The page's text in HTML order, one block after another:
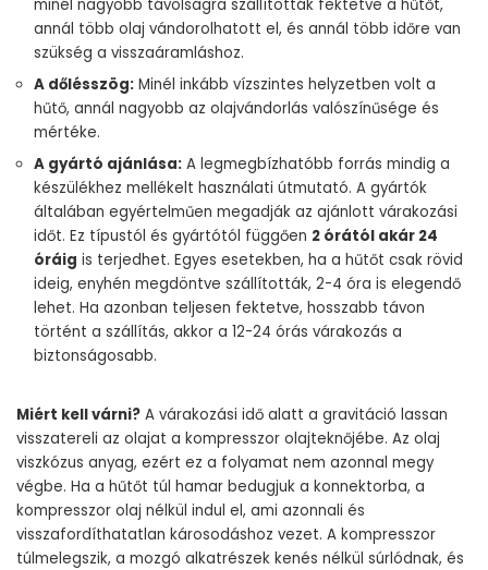
minél nagyobb távolságra szállították fektetve a hűtőt,
annál több olaj vándorolhatott el, és annál több időre van
szükség a visszaáramláshoz.
A dőlésszög: Minél inkább vízszintes helyzetben volt a
hűtő, annál nagyobb az olajvándorlás valószínűsége és
mértéke.
A gyártó ajánlása: A legmegbízhatóbb forrás mindig a
készülékhez mellékelt használati útmutató. A gyártók
általában egyértelműen megadják az ajánlott várakozási
időt. Ez típustól és gyártótól függően 2 órától akár 24
óráig is terjedhet. Egyes esetekben, ha a hűtőt csak rövid
ideig, enyhén megdöntve szállították, 2-4 óra is elegendő
lehet. Ha azonban teljesen fektetve, hosszabb távon
történt a szállítás, akkor a 12-24 órás várakozás a
biztonságosabb.
Miért kell várni? A várakozási idő alatt a gravitáció lassan
visszatereli az olajat a kompresszor olajteknőjébe. Az olaj
viszkózus anyag, ezért ez a folyamat nem azonnal megy
végbe. Ha a hűtőt túl hamar bedugjuk a konnektorba, a
kompresszor olaj nélkül indul el, ami azonnali és
visszafordíthatatlan károsodáshoz vezet. A kompresszor
túlmelegszik, a mozgó alkatrészek kenés nélkül súrlódnak, és